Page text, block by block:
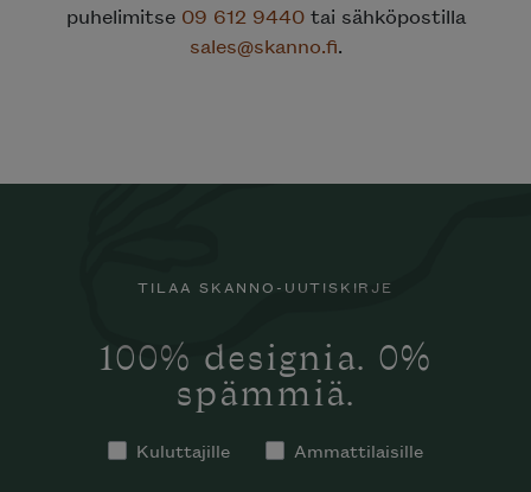
puhelimitse 09 612 9440tai sähköpostilla
sales@skanno.fi.
TILAA SKANNO-UUTISKIRJE
100% designia. 0%
spämmiä.
Kuluttajille Ammattilaisille